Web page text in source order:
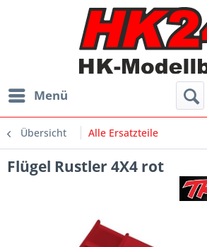
Menü
Übersicht Alle Ersatzteile
Flügel Rustler 4X4 rot